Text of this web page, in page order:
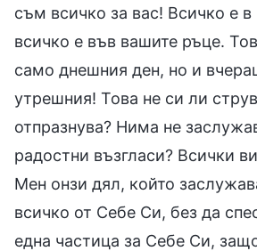
съм всичко за вас! Всичко е
всичко е във вашите ръце.
само днешния ден, но и
утрешния! Това не си ли
отпразнува? Нима не
радостни възгласи? Всички
Мен онзи дял, който
всичко от Себе Си, без да
една частица за Себе Си,